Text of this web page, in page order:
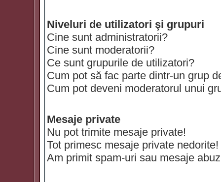
Niveluri de utilizatori şi grupuri
Cine sunt administratorii?
Cine sunt moderatorii?
Ce sunt grupurile de utilizatori?
Cum pot să fac parte dintr-un grup
Cum pot deveni moderatorul unui
Mesaje private
Nu pot trimite mesaje private!
Tot primesc mesaje private nedorite!
Am primit spam-uri sau mesaje